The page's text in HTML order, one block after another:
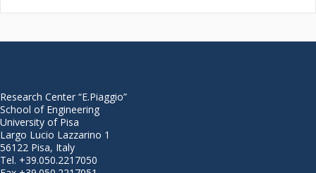
Research Center “E.Piaggio”
School of Engineering
University of Pisa
Largo Lucio Lazzarino 1
56122 Pisa, Italy
Tel. +39.050.2217050